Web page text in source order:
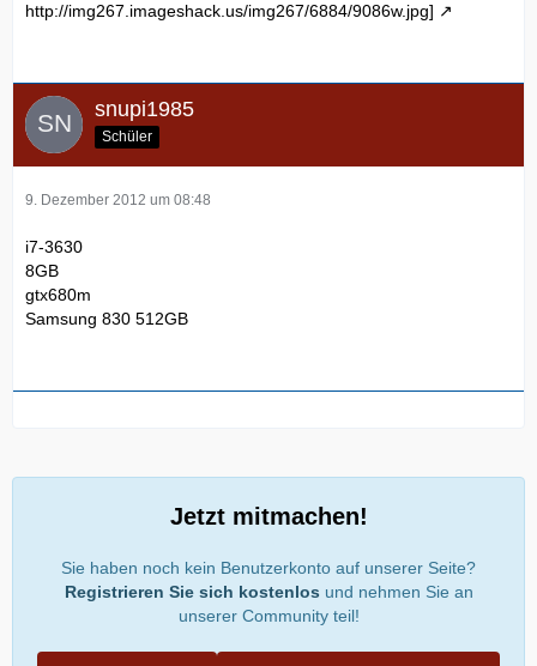
http://img267.imageshack.us/img267/6884/9086w.jpg]
snupi1985
Schüler
9. Dezember 2012 um 08:48
i7-3630
8GB
gtx680m
Samsung 830 512GB
Jetzt mitmachen!
Sie haben noch kein Benutzerkonto auf unserer Seite?
Registrieren Sie sich kostenlos und nehmen Sie an
unserer Community teil!